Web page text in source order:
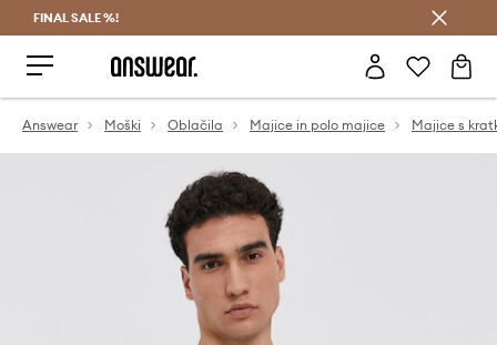
FINAL SALE %!
Answear Moški Oblačila Majice in polo majice Majice s